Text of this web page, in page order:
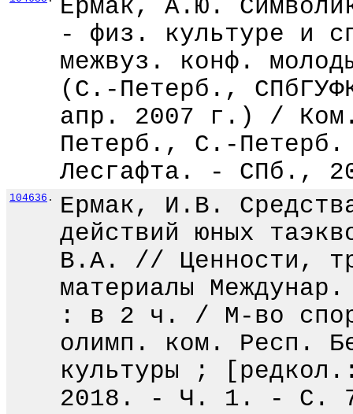
Ермак, А.Ю.
- физ. культуре и
межвуз. конф.
(С.-Петерб.,
апр. 2007 г.) /
Петерб., С.-
Лесгафта. - СПб.,
104636 .
Ермак, И.В.
действий юных
В.А. // Ценности,
материалы
: в 2 ч. / М-во
олимп. ком. Респ.
культуры ;
2018. - Ч. 1. - С.